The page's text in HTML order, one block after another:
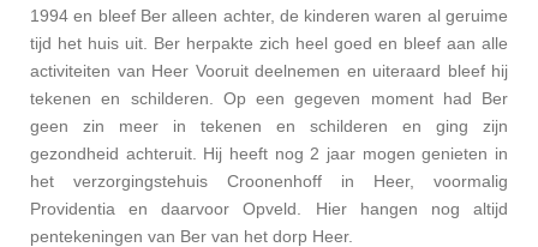
1994 en bleef Ber alleen achter, de kinderen waren al geruime
tijd het huis uit. Ber herpakte zich heel goed en bleef aan alle
activiteiten van Heer Vooruit deelnemen en uiteraard bleef hij
tekenen en schilderen. Op een gegeven moment had Ber
geen zin meer in tekenen en schilderen en ging zijn
gezondheid achteruit. Hij heeft nog 2 jaar mogen genieten in
het verzorgingstehuis Croonenhoff in Heer, voormalig
Providentia en daarvoor Opveld. Hier hangen nog altijd
pentekeningen van Ber van het dorp Heer.